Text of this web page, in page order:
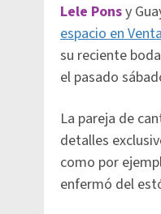
Lele Ponsy
espacio en
su reciente
el pasado
La pareja de
detalles
como por
enfermó del